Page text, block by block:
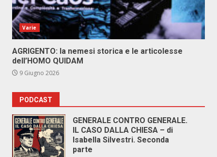
Varie
AGRIGENTO: la nemesi storica e le articolesse
dell’HOMO QUIDAM
9 Giugno 2026
PODCAST
GENERALE CONTRO GENERALE.
IL CASO DALLA CHIESA – di
Isabella Silvestri. Seconda
parte